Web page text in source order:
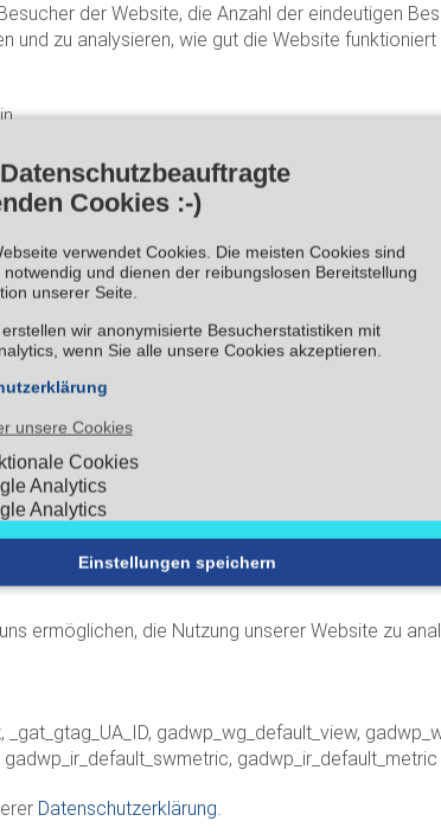
Cookies :-)
verwendet Cookies. Die meisten Cookies sind
notwendig und dienen der reibungslosen Bereitstellung
unserer Seite.
wir anonymisierte Besucherstatistiken mit
wenn Sie alle unsere Cookies akzeptieren.
unsere Cookies
Cookies
Analytics
Analytics
Einstellungen speichern
der Website, die Anzahl der eindeutigen
und zu analysieren, wie gut die Website
verwendet, um relevante und auf den Besucher
Die in diesen Cookies gespeicherten
zu schalten.
Inhalten, wie Videos oder virtuelle Karten.
wie Spracheinstellungen zu
ermöglichen, die Nutzung unserer Website zu
_gat_gtag_UA_ID, gadwp_wg_default_view,
gadwp_ir_default_metric
Datenschutzerklärung